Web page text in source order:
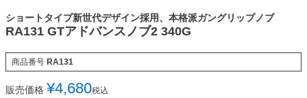
ショートタイプ新世代デザイン採用、本格派ガングリップノブ
RA131 GTアドバンスノブ2 340G
商品番号 RA131
販売価格 ¥4,680税込